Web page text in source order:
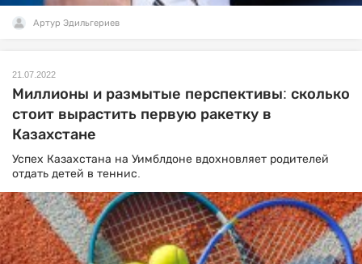
Артур Эдильгериев
21.07.2022
Миллионы и размытые перспективы: сколько
стоит вырастить первую ракетку в
Казахстане
Успех Казахстана на Уимблдоне вдохновляет родителей
отдать детей в теннис.